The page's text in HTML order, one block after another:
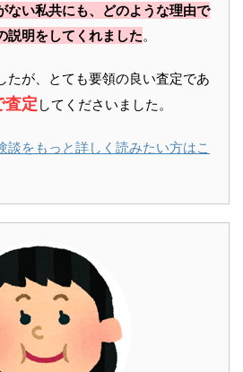
ない私共にも、どのような理由で
説明をしてくれました。
たが、とても要領の良い査定であ
査定 してくださいました。
談をもっと詳しく読みたい方はこ